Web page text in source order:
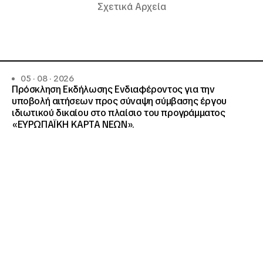
Σχετικά Αρχεία
05 · 08 · 2026
Πρόσκληση Εκδήλωσης Ενδιαφέροντος για την
υποβολή αιτήσεων προς σύναψη σύμβασης έργου
ιδιωτικού δικαίου στο πλαίσιο του προγράμματος
«ΕΥΡΩΠΑΪΚΗ ΚΑΡΤΑ ΝΕΩΝ».